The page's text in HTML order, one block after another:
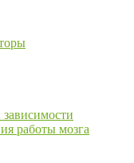
работы мозга